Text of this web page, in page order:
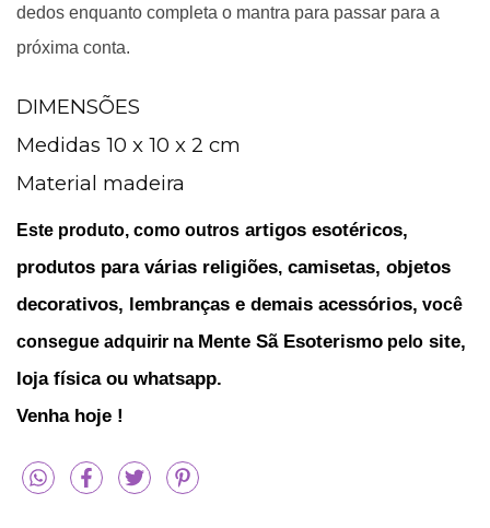
dedos enquanto completa o mantra para passar para a
próxima conta.
DIMENSÕES
Medidas 10 x 10 x 2 cm
Material madeira
Este produto, como outros artigos esotéricos,
produtos para várias religiões, camisetas, objetos
decorativos, lembranças e demais acessórios, você
consegue adquirir na Mente Sã Esoterismo pelo site,
loja física ou whatsapp.
Venha hoje !